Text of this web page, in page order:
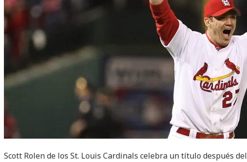
Scott Rolen de los St. Louis Cardinals celebra un título después